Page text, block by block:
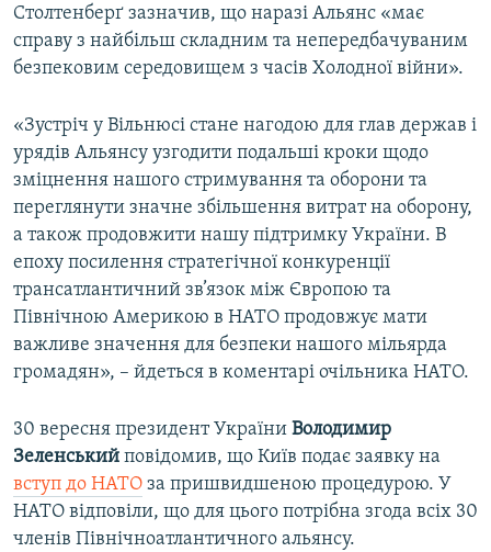
Столтенберґ зазначив, що наразі Альянс «має
справу з найбільш складним та непередбачуваним
безпековим середовищем з часів Холодної війни».
«Зустріч у Вільнюсі стане нагодою для глав держав і
урядів Альянсу узгодити подальші кроки щодо
зміцнення нашого стримування та оборони та
переглянути значне збільшення витрат на оборону,
а також продовжити нашу підтримку України. В
епоху посилення стратегічної конкуренції
трансатлантичний зв’язок між Європою та
Північною Америкою в НАТО продовжує мати
важливе значення для безпеки нашого мільярда
громадян», – йдеться в коментарі очільника НАТО.
30 вересня президент України Володимир
Зеленський повідомив, що Київ подає заявку на
вступ до НАТО за пришвидшеною процедурою. У
НАТО відповіли, що для цього потрібна згода всіх 30
членів Північноатлантичного альянсу.